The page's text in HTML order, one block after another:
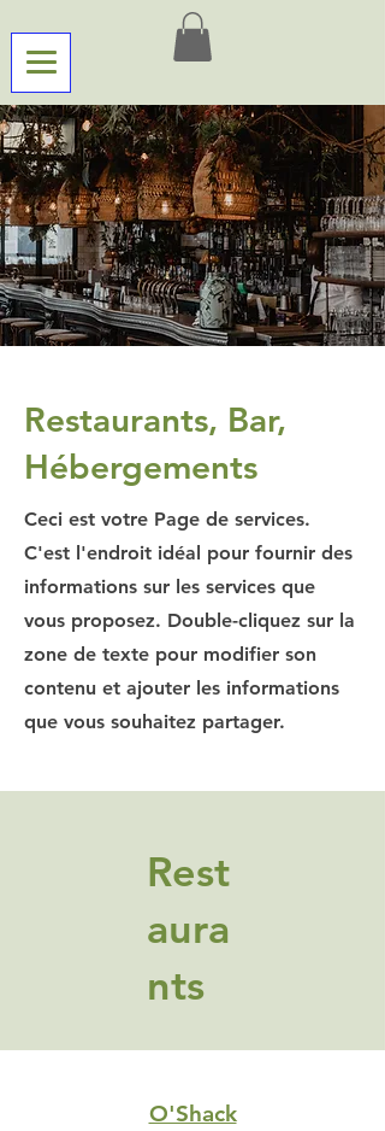
Restaurants, Bar,
Hébergements
Ceci est votre Page de services.
C'est l'endroit idéal pour fournir des
informations sur les services que
vous proposez. Double-cliquez sur la
zone de texte pour modifier son
contenu et ajouter les informations
que vous souhaitez partager.
Rest
aura
nts
O'Shack